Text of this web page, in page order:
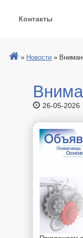
Контакты
» Новости »
26-05-2026